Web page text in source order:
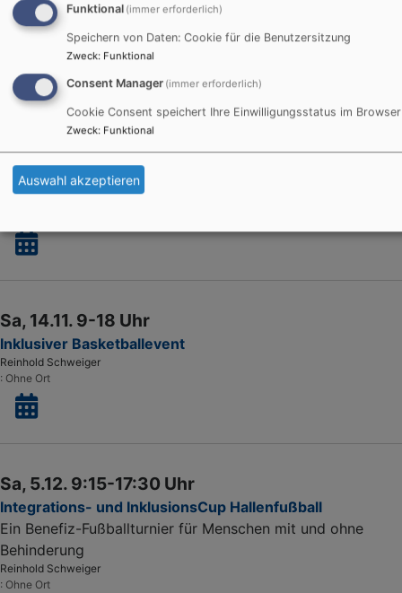
Erweiterter Filter
Sa, 24.10.
5. Sportforum
Reinhold Schweiger
Sa, 14.11. 9-18 Uhr
Inklusiver Basketballevent
Reinhold Schweiger
Ohne Ort
Sa, 5.12. 9:15-17:30 Uhr
Integrations- und InklusionsCup Hallenfußball
Ein Benefiz-Fußballturnier für Menschen mit und ohne
Behinderung
Reinhold Schweiger
Ohne Ort
Funktional (immer erforderlich)
Speichern von Daten: Cookie für die Benutzersitzung
Zweck: Funktional
Consent Manager (immer erforderlich)
Cookie Consent speichert Ihre Einwilligungsstatus im Browser
Zweck: Funktional
Auswahl akzeptieren